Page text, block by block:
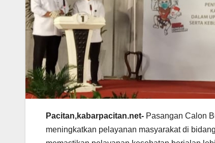
Pacitan,kabarpacitan.net- Pasangan Calon
meningkatkan pelayanan masyarakat di